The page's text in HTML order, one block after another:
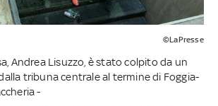
©LaPresse
Andrea Lisuzzo, è stato colpito da un
tribuna centrale al termine di Foggia-
-